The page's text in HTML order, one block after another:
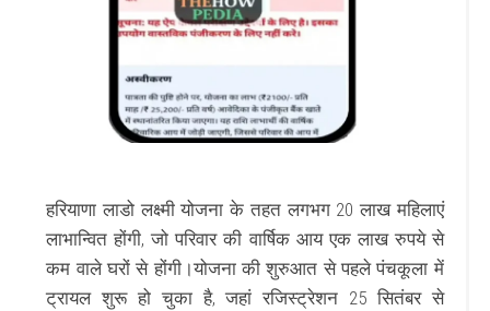
हरियाणा लाडो लक्ष्मी योजना के तहत लगभग 20 लाख महिलाएं
लाभान्वित होंगी, जो परिवार की वार्षिक आय एक लाख रुपये से
कम वाले घरों से होंगी।योजना की शुरुआत से पहले पंचकूला में
ट्रायल शुरू हो चुका है, जहां रजिस्ट्रेशन 25 सितंबर से